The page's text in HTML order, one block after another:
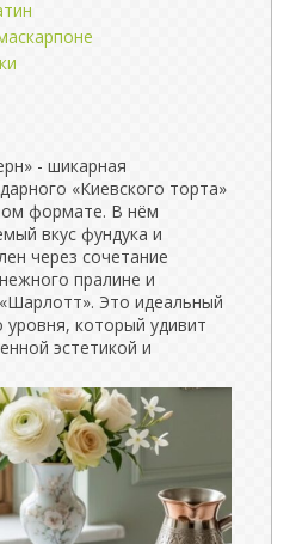
- шикарная
«Киевского торта»
формате. В нём
вкус фундука и
через сочетание
пралине и
Это идеальный
уровня, который удивит
эстетикой и